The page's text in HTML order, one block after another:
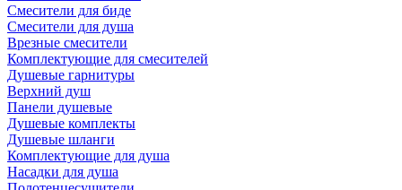
Смесители для биде
Смесители для душа
Врезные смесители
Комплектующие для смесителей
Душевые гарнитуры
Верхний душ
Панели душевые
Душевые комплекты
Душевые шланги
Комплектующие для душа
Насадки для душа